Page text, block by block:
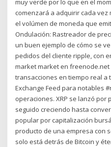
muy verde por lo que en el
comenzará a adquirir cada vez
el volúmen de moneda que
Ondulación: Rastreador de
un buen ejemplo de cómo se
pedidos del cliente ripple, con
market market en
transacciones en tiempo real a
Exchange Feed para notables
operaciones. XRP se lanzó por
seguido creciendo hasta
popular por capitalización
producto de una empresa con
solo está detrás de Bitcoin y